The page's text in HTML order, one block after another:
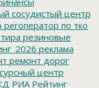
сосудистый центр
регоператор по тко
резиновые
реклама
ремонт дорог
центр
РИА Рейтинг